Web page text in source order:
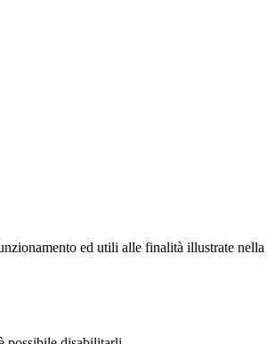
ed utili alle finalità illustrate nella